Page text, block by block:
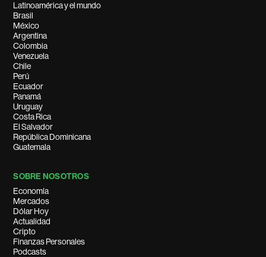
Latinoamérica y el mundo
Brasil
México
Argentina
Colombia
Venezuela
Chile
Perú
Ecuador
Panamá
Uruguay
Costa Rica
El Salvador
República Dominicana
Guatemala
SOBRE NOSOTROS
Economía
Mercados
Dólar Hoy
Actualidad
Cripto
Finanzas Personales
Podcasts